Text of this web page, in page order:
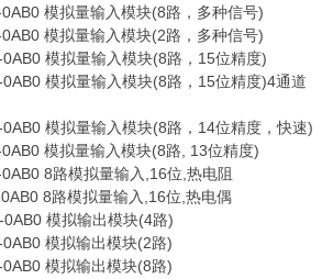
模拟量输入模块(8路，多种信号)
模拟量输入模块(2路，多种信号)
模拟量输入模块(8路，15位精度)
模拟量输入模块(8路，15位精度)4通道
模拟量输入模块(8路，14位精度，快速)
模拟量输入模块(8路, 13位精度)
8路模拟量输入,16位,热电阻
8路模拟量输入,16位,热电偶
模拟输出模块(4路)
模拟输出模块(2路)
模拟输出模块(8路)